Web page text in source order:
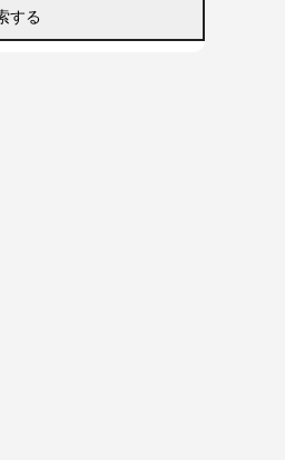
まで盛り込み方と構成のコ
りの演出案